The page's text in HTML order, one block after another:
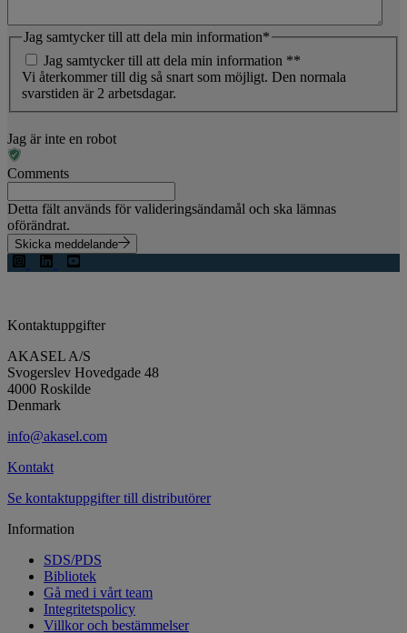
Jag samtycker till att dela min information*
Jag samtycker till att dela min information **
Vi återkommer till dig så snart som möjligt. Den normala
svarstiden är 2 arbetsdagar.
Jag är inte en robot
Comments
Detta fält används för valideringsändamål och ska lämnas
oförändrat.
Skicka meddelande
Kontaktuppgifter
AKASEL A/S
Svogerslev Hovedgade 48
4000 Roskilde
Denmark
info@akasel.com
Kontakt
Se kontaktuppgifter till distributörer
Information
SDS/PDS
Bibliotek
Gå med i vårt team
Integritetspolicy
Villkor och bestämmelser